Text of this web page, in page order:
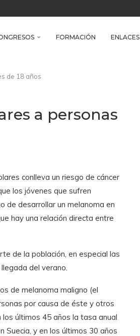
FORMACIÓN ENLACES
de 18 años
a personas
conlleva un riesgo de cáncer
los jóvenes que sufren
de desarrollar un melanoma en
hay una relación directa entre
de la población, en especial las
del verano.
de melanoma maligno (el
por causa de éste y otros
últimos 45 años la tasa anual
Suecia, y en los últimos 30 años